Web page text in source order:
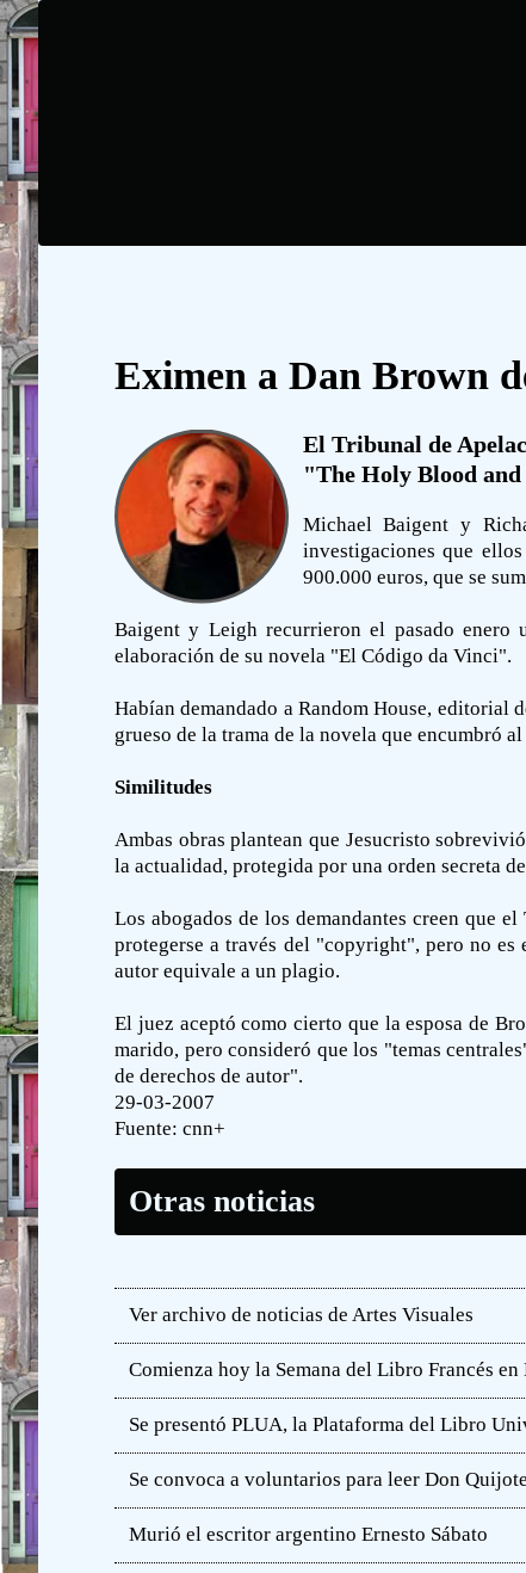
Eximen a Dan Brown
El Tribunal de
"The Holy Blood
Michael Baigent y
investigaciones que
900.000 euros, que se
Baigent y Leigh recurrieron el pasado
elaboración de su novela "El Código da Vinci".
Habían demandado a Random House, editorial
grueso de la trama de la novela que encumbró
Similitudes
Ambas obras plantean que Jesucristo
la actualidad, protegida por una orden secreta
Los abogados de los demandantes creen que
protegerse a través del "copyright", pero no
autor equivale a un plagio.
El juez aceptó como cierto que la esposa de
marido, pero consideró que los "temas
de derechos de autor".
29-03-2007
Fuente: cnn+
Otras noticias
Ver archivo de noticias de Artes Visuales
Comienza hoy la Semana del Libro Francés en
Se presentó PLUA, la Plataforma del Libro
Se convoca a voluntarios para leer Don
Murió el escritor argentino Ernesto Sábato